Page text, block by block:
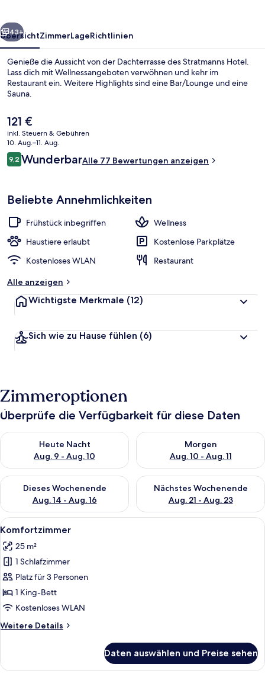
Komfortzimmer |
Weiter
43+
ÜbersichtZimmerLageRichtlinien
Genieße die Aussicht von der Dachterrasse des Stratmanns Hotel.
Lass dich mit Wellnessangeboten verwöhnen und kehr im
Restaurant ein. Weitere Highlights sind eine Bar/Lounge und eine
Sauna.
Der
aktuelle
Preis
beträgt
121 €.
121 €
inkl. Steuern & Gebühren
10. Aug.–11. Aug.
Bewertungen
9,29,2 von 10.
WunderbarAlle 77 Bewertungen anzeigen
Beliebte Annehmlichkeiten
Frühstück inbegriffen
Wellness
Haustiere erlaubt
Kostenlose Parkplätze
Kostenloses WLAN
Restaurant
Alle anzeigen
Wichtigste Merkmale (12)
Sich wie zu Hause fühlen (6)
Zimmeroptionen
Überprüfe die Verfügbarkeit für diese Daten
Heute Nacht
Aug. 9 - Aug. 10
Überprüfe die Verfügbarkeit für heute Nacht, Aug. 9 - Aug.
Morgen
Aug. 10 - Aug. 11
Überprüfe die Verfügbarkeit
Dieses Wochenende
Aug. 14 - Aug. 16
Überprüfe die Verfügbarkeit für dieses Wochenende, Aug. 14
Nächstes Wochenende
Aug. 21 - Aug. 23
Überprüfe die Verfügbarkeit
Alle
Fotos
für
Komfortzimmer
anzeigen
Ein Hotelzimmer mit einem großen
5
Komfortzimmer
25 m²
1 Schlafzimmer
Platz für 3 Personen
1 King-Bett
Kostenloses WLAN
Weitere Details
Weitere
Daten auswählen und Preise sehen